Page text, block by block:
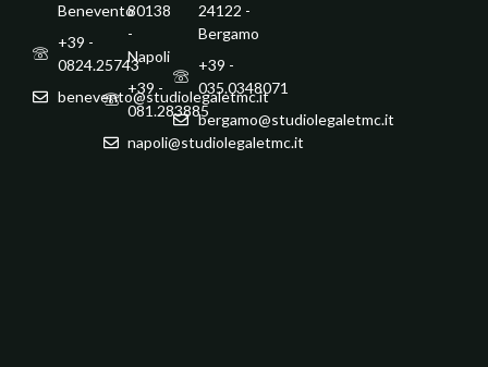
Benevento
+39 -
0824.25743
benevento@studiolegaletmc.it
80138
-
Napoli
+39 -
081.283885
napoli@studiolegaletmc.it
24122 -
Bergamo
+39 -
035.0348071
bergamo@studiolegaletmc.it